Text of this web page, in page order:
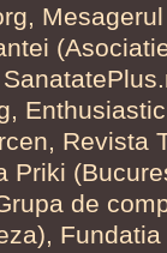
Revista
Priki
de